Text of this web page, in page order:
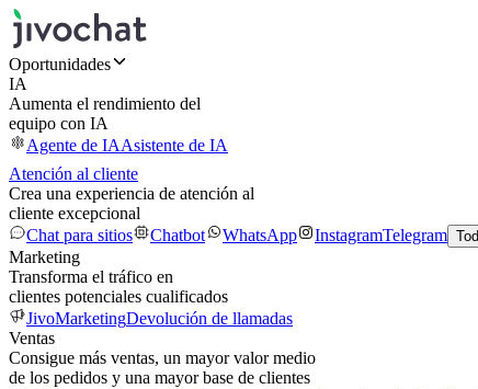
Oportunidades
IA
Aumenta el rendimiento del
equipo con IA
Agente de IAAsistente de IA
Atención al cliente
Crea una experiencia de atención al
cliente excepcional
Chat para sitios
Chatbot WhatsApp InstagramTelegram
Marketing
Transforma el tráfico en
clientes potenciales cualificados
JivoMarketingDevolución de llamadas
Ventas
Consigue más ventas, un mayor valor medio
de los pedidos y una mayor base de clientes